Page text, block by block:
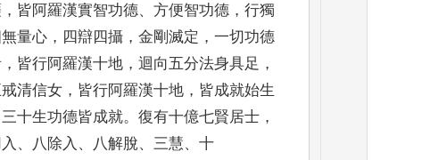
， 皆阿羅漢實智功德、 方便智功德 ， 行獨
量心 ， 四辯四攝 ， 金剛滅定 ， 一切功德
， 皆行阿羅漢十地 ， 迴向五分法身具足 ，
清信女 ， 皆行阿羅漢十地 ， 皆成就始生
三十生功德皆成就。 復有十億七賢居士 ，
、 八除入 、 八解脫、 三慧、 十